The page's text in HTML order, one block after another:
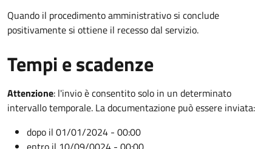
Quando il procedimento amministrativo si conclude
positivamente si ottiene il recesso dal servizio.
Tempi e scadenze
Attenzione: l'invio è consentito solo in un determinato
intervallo temporale. La documentazione può essere inviata:
dopo il 01/01/2024 - 00:00